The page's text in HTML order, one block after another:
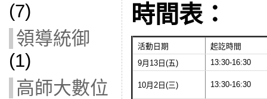
(7)
領導統御
(1)
高師大數位
時間表：
活動日期
起訖時間
9月13日(五)
13:30-16:30
10月2日(三) 13:30-16:30